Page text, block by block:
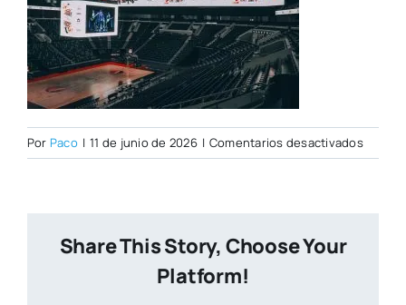
Por Paco | 11 de junio de 2026 | Comentarios desactivadosen
Share This Story, Choose Your
Platform!